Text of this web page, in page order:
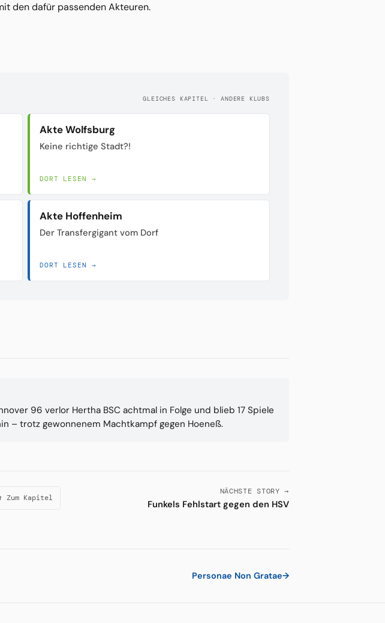
den dafür passenden Akteuren.
GLEICHES KAPITEL · ANDERE KLUBS
Akte Wolfsburg
Keine richtige Stadt?!
DORT LESEN →
Akte Hoffenheim
Der Transfergigant vom Dorf
DORT LESEN →
96 verlor Hertha BSC achtmal in Folge und blieb 17 Spiele
– trotz gewonnenem Machtkampf gegen Hoeneß.
↑ Zum Kapitel
NÄCHSTE STORY →
Funkels Fehlstart gegen den HSV
Personae Non Gratae→